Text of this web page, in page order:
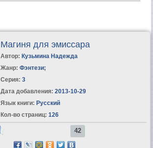
Магиня для эмиссара
Автор: Кузьмина Надежда
Жанр: Фэнтези;
Серия: 3
Дата добавления: 2013-10-29
Язык книги: Русский
Кол-во страниц: 126
42